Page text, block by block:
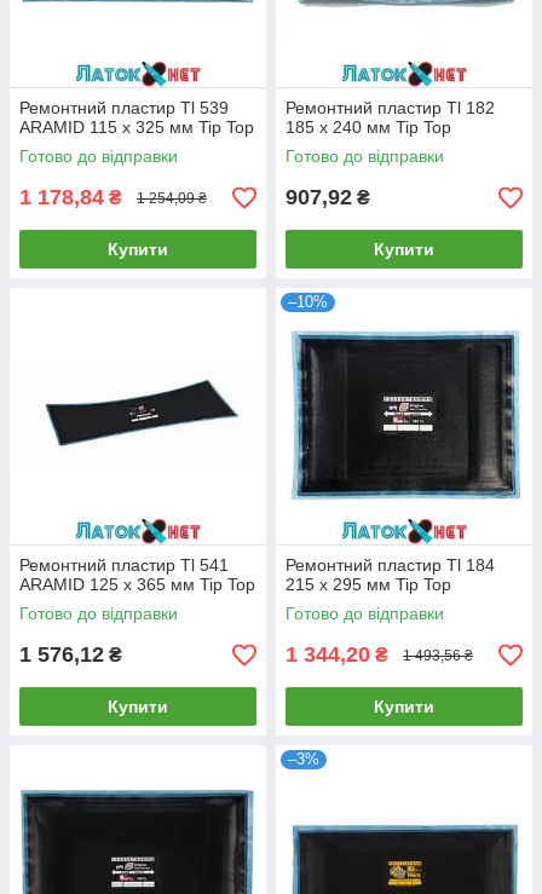
Ремонтний пластир Tl 539
ARAMID 115 х 325 мм Tip Top
Готово до відправки
1 178,84 ₴ 1 254,09 ₴
Купити
Ремонтний пластир Tl 182
185 х 240 мм Tip Top
Готово до відправки
907,92 ₴
Купити
Ремонтний пластир Tl 541
ARAMID 125 х 365 мм Tip Top
Готово до відправки
1 576,12 ₴
Купити
–10%
Ремонтний пластир Tl 184
215 х 295 мм Tip Top
Готово до відправки
1 344,20 ₴ 1 493,56 ₴
Купити
–3%